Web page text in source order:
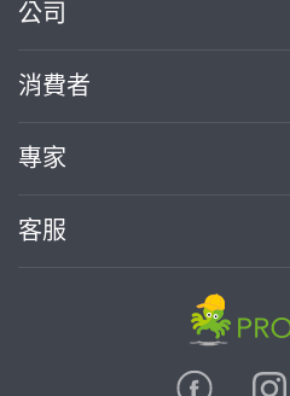
公司
消費者
專家
客服